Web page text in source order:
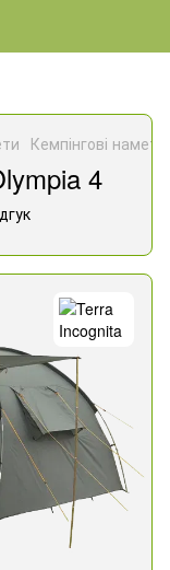
Кемпінгові
4